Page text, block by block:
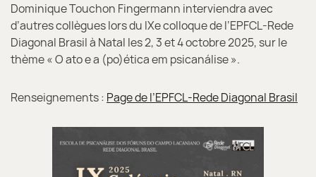
Dominique Touchon Fingermann interviendra avec
d’autres collègues lors du IXe colloque de l’EPFCL-Rede
Diagonal Brasil à Natal les 2, 3 et 4 octobre 2025, sur le
thème « O ato e a (po)ética em psicanálise ».
Renseignements : Page de l’EPFCL-Rede Diagonal Brasil